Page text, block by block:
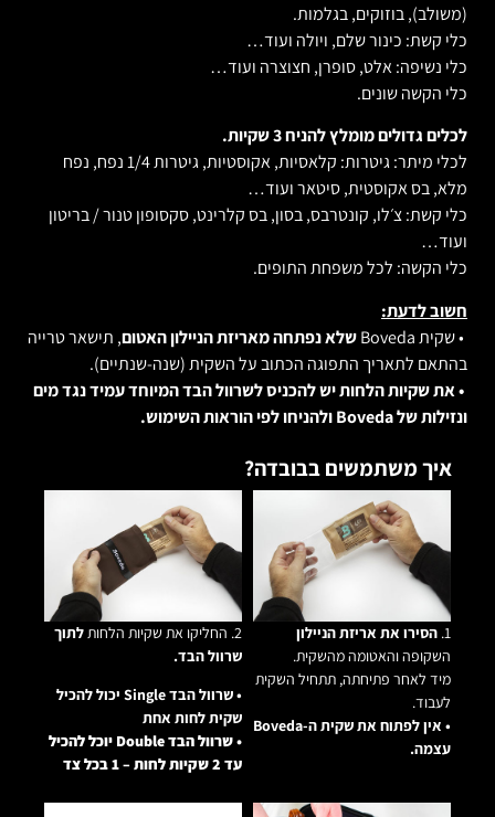
(משולב), בוזוקים, בגלמות.
כלי קשת: כינור שלם, ויולה ועוד…
כלי נשיפה: אלט, סופרן, חצוצרה ועוד…
כלי הקשה שונים.
לכלים גדולים מומלץ להניח 3 שקיות.
לכלי מיתר: גיטרות: קלאסיות, אקוסטיות, גיטרות 1/4 נפח, נפח
מלא, בס אקוסטית, סיטאר ועוד…
כלי קשת: צ׳לו, קונטרבס, בסון, בס קלרינט, סקסופון טנור / בריטון
ועוד…
כלי הקשה: לכל משפחת התופים.
חשוב לדעת:
• שקית Boveda
שלא נפתחה מאריזת הניילון האטום, תישאר טרייה
בהתאם לתאריך התפוגה הכתוב על השקית (שנה-שנתיים).
• את שקיות הלחות יש להכניס לשרוול הבד המיוחד עמיד נגד מים
ונזילות של Boveda ולהניחו לפי הוראות השימוש.
איך משתמשים בבובדה?
הסירו את אריזת הניילון
השקופה והאטומה מהשקית.
מיד לאחר פתיחתה, תתחיל השקית
לעבוד.
• אין לפתוח את שקית ה-Boveda
עצמה.
לתוך
שרוול הבד.
• שרוול הבד Single יכול להכיל
שקית לחות אחת
• שרוול הבד Double יוכל להכיל
עד 2 שקיות לחות – 1 בכל צד